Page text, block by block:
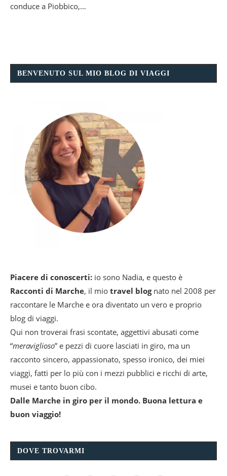
conduce a Piobbico,…
BENVENUTO SUL MIO BLOG DI VIAGGI
Piacere di conoscerti: io sono Nadia, e questo è
Racconti di Marche, il mio travel blognato nel 2008 per
raccontare le Marche e ora diventato un vero e proprio
blog di viaggi.
Qui non troverai frasi scontate, aggettivi abusati come
“meraviglioso” e pezzi di cuore lasciati in giro, ma un
racconto sincero, appassionato, spesso ironico, dei miei
viaggi, fatti per lo più con i mezzi pubblici e ricchi di arte,
musei e tanto buon cibo.
Dalle Marche in giro per il mondo. Buona lettura e
buon viaggio!
DOVE TROVARMI